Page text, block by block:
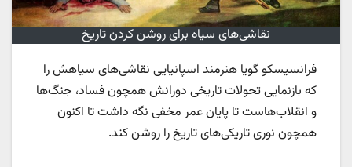
نقاشی‌های سیاه برای روشن کردن تاریخ
فرانسیسکو گویا هنرمند اسپانیایی نقاشی‌های سیاهش را
که بازنمایی تحولات تاریخی دورانش همچون فساد، جنگ‌ها
و انقلاب‌هاست تا پایان عمر مخفی نگه داشت تا اکنون
همچون نوری تاریکی‌های تاریخ را روشن کند.